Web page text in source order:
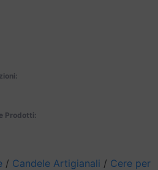
Prodotti:
/ Candele Artigianali / Cere per